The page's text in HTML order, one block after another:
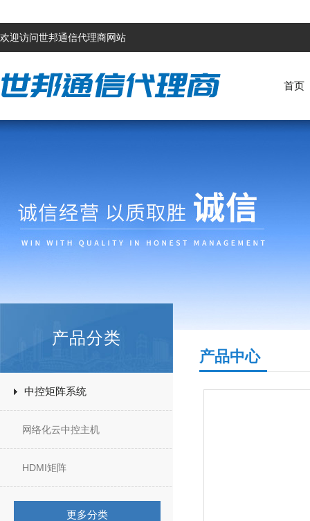
欢迎访问世邦通信代理商网站
首页
产品分类
中控矩阵系统
网络化云中控主机
HDMI矩阵
更多分类
产品中心